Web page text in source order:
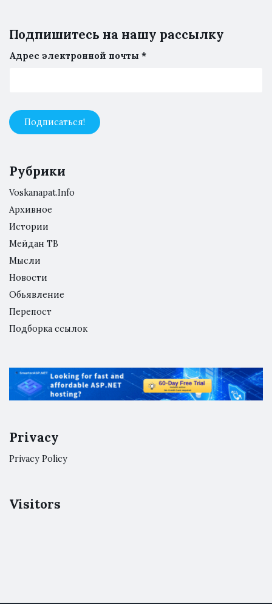
Подпишитесь на нашу рассылку
Адрес электронной почты *
Рубрики
Voskanapat.Info
Архивное
Истории
Мейдан ТВ
Мысли
Новости
Обьявление
Перепост
Подборка ссылок
Privacy
Privacy Policy
Visitors